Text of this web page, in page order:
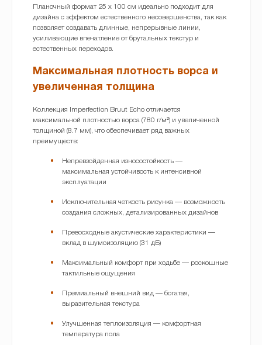
Планочный формат 25 x 100 см идеально подходит для
дизайна с эффектом естественного несовершенства, так как
позволяет создавать длинные, непрерывные линии,
усиливающие впечатление от брутальных текстур и
естественных переходов.
Максимальная плотность ворса и
увеличенная толщина
Коллекция Imperfection Bruut Echo отличается
максимальной плотностью ворса (780 г/м²) и увеличенной
толщиной (8.7 мм), что обеспечивает ряд важных
преимуществ:
Непревзойденная износостойкость —
максимальная устойчивость к интенсивной
эксплуатации
Исключительная четкость рисунка — возможность
создания сложных, детализированных дизайнов
Превосходные акустические характеристики —
вклад в шумоизоляцию (31 дБ)
Максимальный комфорт при ходьбе — роскошные
тактильные ощущения
Премиальный внешний вид — богатая,
выразительная текстура
Улучшенная теплоизоляция — комфортная
температура пола